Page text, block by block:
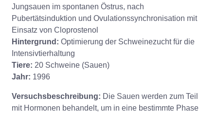
Jungsauen im spontanen Östrus, nach
Pubertätsinduktion und Ovulationssynchronisation mit
Einsatz von Cloprostenol
Hintergrund: Optimierung der Schweinezucht für die
Intensivtierhaltung
Tiere: 20 Schweine (Sauen)
Jahr: 1996
Versuchsbeschreibung: Die Sauen werden zum Teil
mit Hormonen behandelt, um in eine bestimmte Phase